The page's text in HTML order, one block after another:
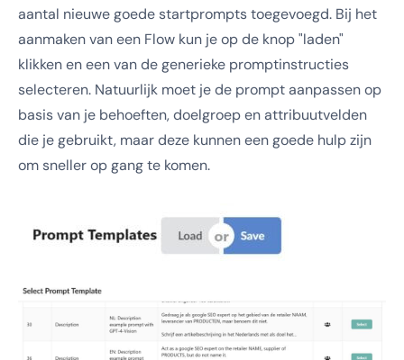
aantal nieuwe goede startprompts toegevoegd. Bij het
aanmaken van een Flow kun je op de knop "laden"
klikken en een van de generieke promptinstructies
selecteren. Natuurlijk moet je de prompt aanpassen op
basis van je behoeften, doelgroep en attribuutvelden
die je gebruikt, maar deze kunnen een goede hulp zijn
om sneller op gang te komen.